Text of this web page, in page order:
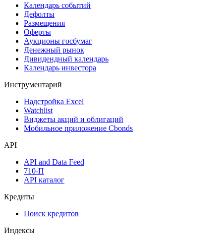
Календарь событий
Дефолты
Размещения
Оферты
Аукционы госбумаг
Денежный рынок
Дивидендный календарь
Календарь инвестора
Инструментарий
Надстройка Excel
Watchlist
Виджеты акций и облигаций
Мобильное приложение Cbonds
API
API and Data Feed
710-П
API каталог
Кредиты
Поиск кредитов
Индексы